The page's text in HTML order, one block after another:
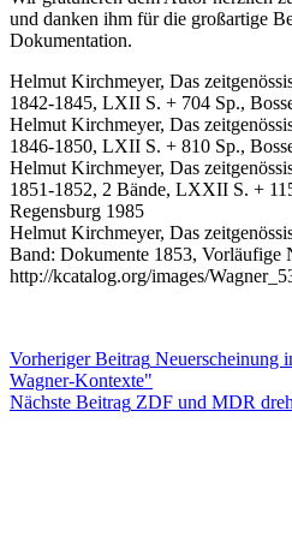
und danken ihm für die großartige
Dokumentation.
Helmut Kirchmeyer, Das
1842-1845, LXII S. + 704 Sp.,
Helmut Kirchmeyer, Das
1846-1850, LXII S. + 810 Sp.,
Helmut Kirchmeyer, Das
1851-1852, 2 Bände, LXXII S. +
Regensburg 1985
Helmut Kirchmeyer, Das
Band: Dokumente 1853, Vorläufige
http://kcatalog.org/images/
VorherigerBeitrag Neuerscheinung
Wagner-Kontexte"
Nächste Beitrag ZDF und MDR